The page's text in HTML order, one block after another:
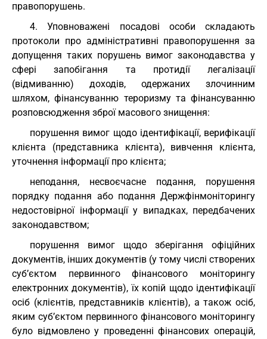
правопорушень.
4. Уповноважені посадові особи складають
протоколи про адміністративні правопорушення за
допущення таких порушень вимог законодавства у
сфері запобігання та протидії легалізації
(відмиванню) доходів, одержаних злочинним
шляхом, фінансуванню тероризму та фінансуванню
розповсюдження зброї масового знищення:
порушення вимог щодо ідентифікації, верифікації
клієнта (представника клієнта), вивчення клієнта,
уточнення інформації про клієнта;
неподання, несвоєчасне подання, порушення
порядку подання або подання Держфінмоніторингу
недостовірної інформації у випадках, передбачених
законодавством;
порушення вимог щодо зберігання офіційних
документів, інших документів (у тому числі створених
суб’єктом первинного фінансового моніторингу
електронних документів), їх копій щодо ідентифікації
осіб (клієнтів, представників клієнтів), а також осіб,
яким суб’єктом первинного фінансового моніторингу
було відмовлено у проведенні фінансових операцій,